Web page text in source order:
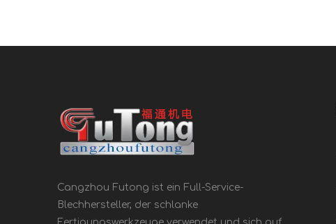
Cangzhou Futong ist ein Full-Service-
Blechhersteller, der schlanke